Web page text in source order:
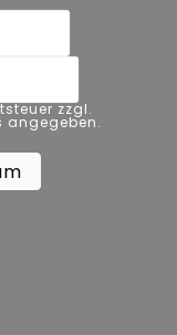
zzgl. zzgl.
angegeben.